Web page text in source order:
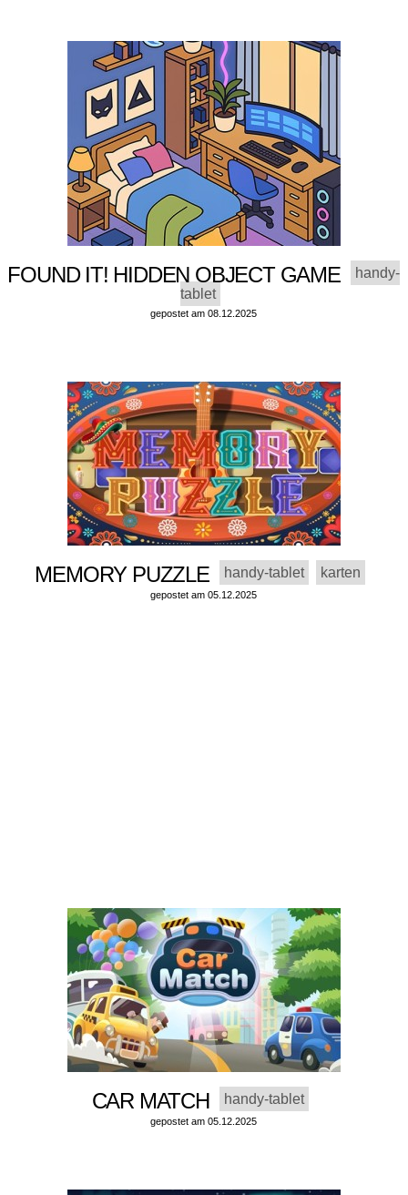
FOUND IT! HIDDEN OBJECT GAME
handy-
tablet
gepostet am 08.12.2025
MEMORY PUZZLE handy-tablet karten
gepostet am 05.12.2025
CAR MATCH handy-tablet
gepostet am 05.12.2025